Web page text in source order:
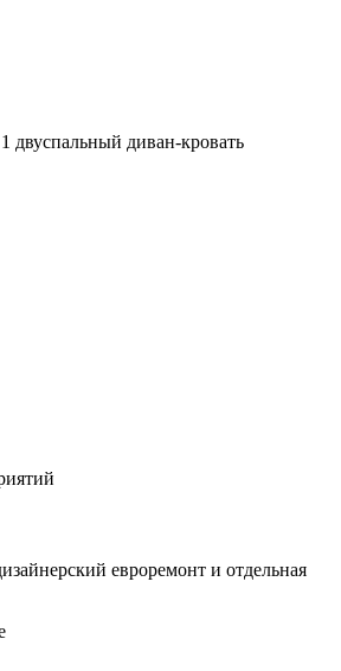
двуспальный диван-кровать
евроремонт и отдельная